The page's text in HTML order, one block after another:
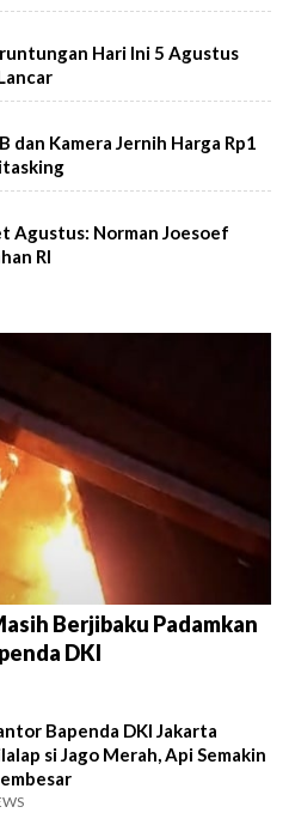
Hari Ini 5 Agustus
dan Kamera Jernih Harga Rp1
Agustus: Norman Joesoef
RI
Berjibaku Padamkan
DKI
Bapenda DKI Jakarta
si Jago Merah, Api Semakin